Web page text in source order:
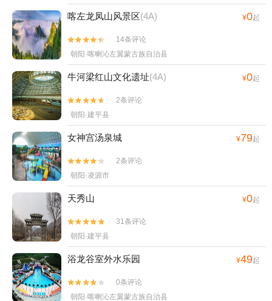
喀左龙凤山风景区(4A) ¥0起


14条评论
朝阳·喀喇沁左翼蒙古族自治县
牛河梁红山文化遗址(4A) ¥0起


2条评论
朝阳·建平县
女神宫汤泉城 ¥79起


2条评论
朝阳·凌源市
天秀山 ¥0起


31条评论
朝阳·建平县
浴龙谷室外水乐园 ¥49起


0条评论
朝阳·喀喇沁左翼蒙古族自治县